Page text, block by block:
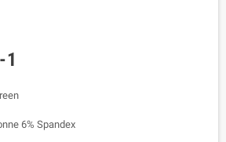
1
6% Spandex